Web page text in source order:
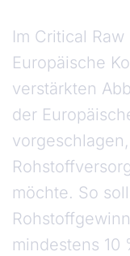
Im Critical
Europäische
verstärkten
der
möchte. So
mindestens 10